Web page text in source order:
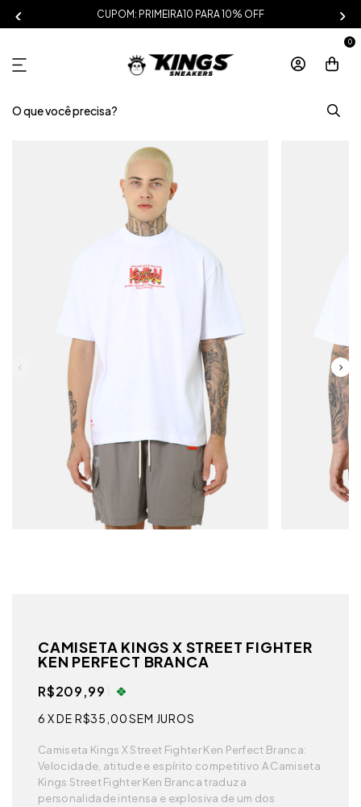
CUPOM: PRIMEIRA10 PARA 10% OFF
0
CAMISETA KINGS X STREET FIGHTER
KEN PERFECT BRANCA
R$209,99
6 X DE R$35,00SEM JUROS
Camiseta Kings X Street Fighter Ken Perfect Branca:
Velocidade, atitude e espírito competitivo A Camiseta
Kings Street Fighter Ken Branca traduz a
personalidade intensa e explosiva de um dos